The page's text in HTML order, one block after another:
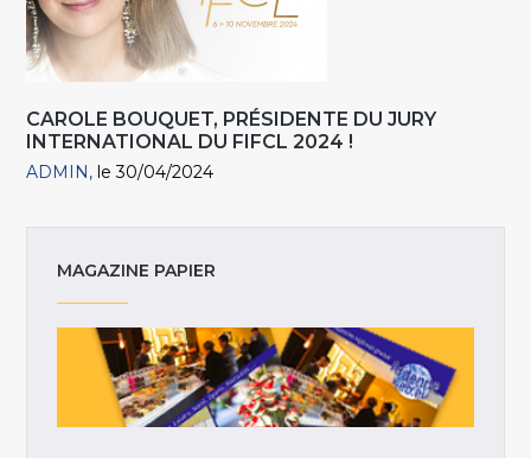
CAROLE BOUQUET, PRÉSIDENTE DU JURY
INTERNATIONAL DU FIFCL 2024 !
ADMIN le 30/04/2024
MAGAZINE PAPIER